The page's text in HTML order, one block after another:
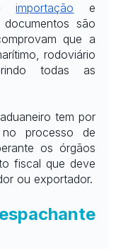
importação e
são
que a
rodoviário
todas as
tem por
processo de
os órgãos
fiscal que deve
ou exportador.